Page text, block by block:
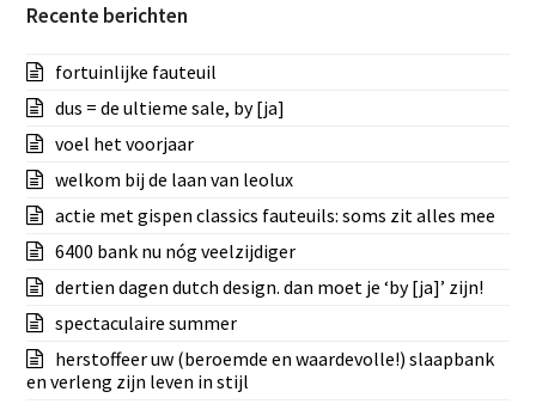
Recente berichten
fortuinlijke fauteuil
dus = de ultieme sale, by [ja]
voel het voorjaar
welkom bij de laan van leolux
actie met gispen classics fauteuils: soms zit alles mee
6400 bank nu nóg veelzijdiger
dertien dagen dutch design. dan moet je ‘by [ja]’ zijn!
spectaculaire summer
herstoffeer uw (beroemde en waardevolle!) slaapbank
en verleng zijn leven in stijl